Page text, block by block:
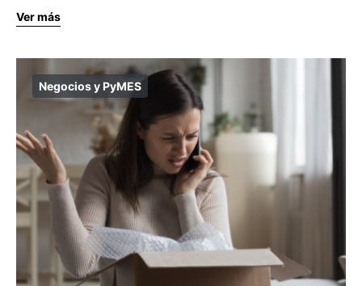
Ver más
Negocios y PyMES